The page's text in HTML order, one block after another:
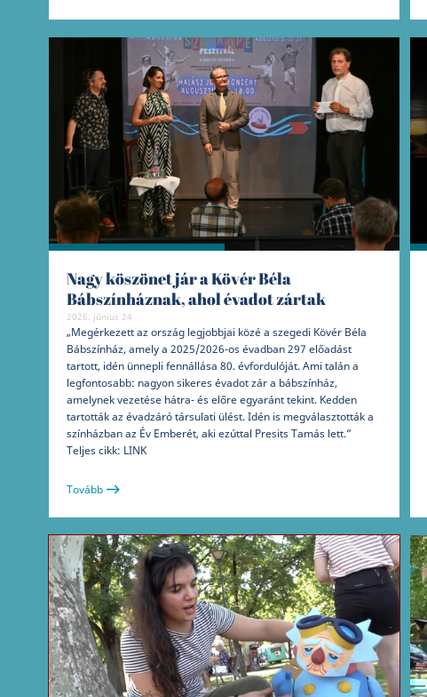
Nagy köszönet jár a Kövér Béla
Bábszínháznak, ahol évadot zártak
2026. június 24
„Megérkezett az ország legjobbjai közé a szegedi Kövér Béla
Bábszínház, amely a 2025/2026-os évadban 297 előadást
tartott, idén ünnepli fennállása 80. évfordulóját. Ami talán a
legfontosabb: nagyon sikeres évadot zár a bábszínház,
amelynek vezetése hátra- és előre egyaránt tekint. Kedden
tartották az évadzáró társulati ülést. Idén is megválasztották a
színházban az Év Emberét, aki ezúttal Presits Tamás lett.”
Teljes cikk: LINK
Tovább